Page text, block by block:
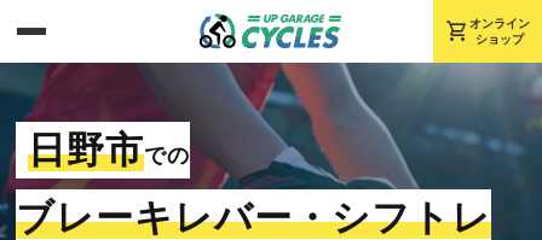
shopping_cart オンライン
ショップ
日野市での
ブレーキレバー・シフトレ